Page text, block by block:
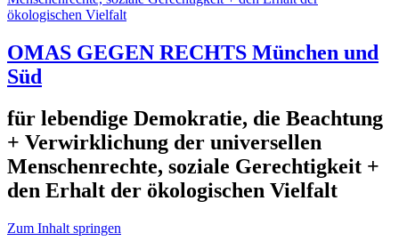
OMAS GEGEN RECHTS München und
Süd
für lebendige Demokratie, die Beachtung
+ Verwirklichung der universellen
Menschenrechte, soziale Gerechtigkeit +
den Erhalt der ökologischen Vielfalt
Zum Inhalt springen